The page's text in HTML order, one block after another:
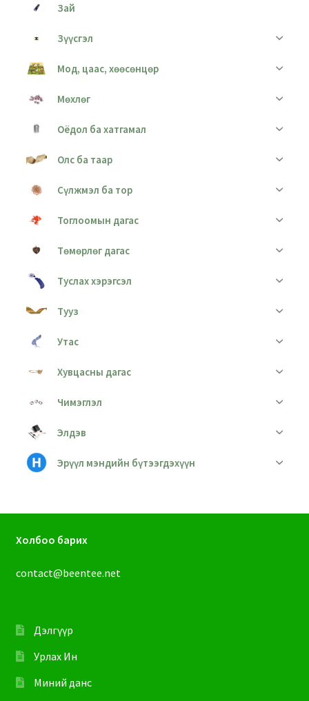
Зай
Зүүсгэл
Мод, цаас, хөөсөнцөр
Мөхлөг
Оёдол ба хатгамал
Олс ба таар
Сүлжмэл ба тор
Тоглоомын дагас
Төмөрлөг дагас
Туслах хэрэгсэл
Тууз
Утас
Хувцасны дагас
Чимэглэл
Элдэв
Эрүүл мэндийн бүтээгдэхүүн
Холбоо барих
contact@beentee.net
Дэлгүүр
Урлах Ин
Миний данс